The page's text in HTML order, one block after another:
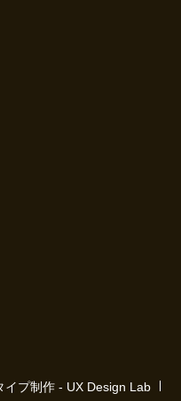
イプ制作 - UX Design Lab